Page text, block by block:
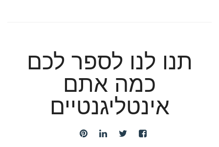
תנו לנו לספר לכם
כמה אתם
אינטליגנטיים